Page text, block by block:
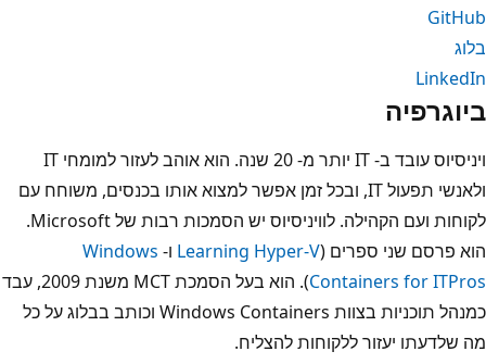
GitHub
בלוג
LinkedIn
ביוגרפיה
ויניסיוס עובד ב- IT יותר מ- 20 שנה. הוא אוהב לעזור למומחי IT
ולאנשי תפעול IT, ובכל זמן אפשר למצוא אותו בכנסים, משוחח עם
לקוחות ועם הקהילה. לוויניסיוס יש הסמכות רבות של Microsoft.
הוא פרסם שני ספרים (Learning Hyper-V ו- Windows
Containers for ITPros
). הוא בעל הסמכת MCT משנת 2009, עבד
כמנהל תוכניות בצוות Windows Containers וכותב בבלוג על כל
מה שלדעתו יעזור ללקוחות להצליח.